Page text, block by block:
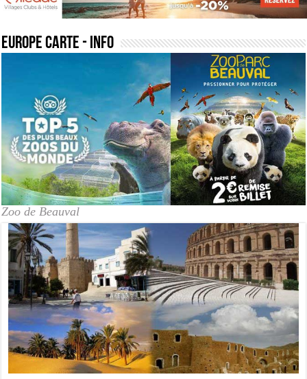
europe carte - Info
Zoo de Beauval